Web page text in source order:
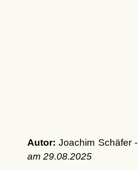
Autor: Joachim Schäfer -
am 29.08.2025